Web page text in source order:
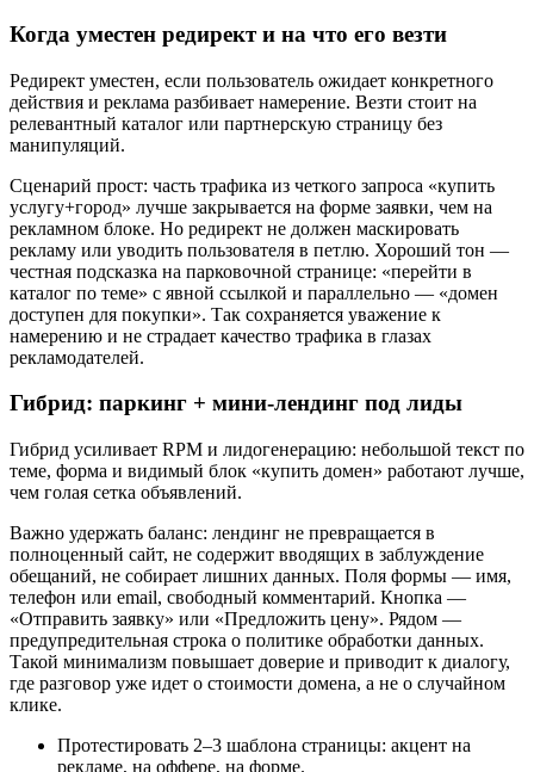
Когда уместен редирект и на что его везти
Редирект уместен, если пользователь ожидает конкретного
действия и реклама разбивает намерение. Везти стоит на
релевантный каталог или партнерскую страницу без
манипуляций.
Сценарий прост: часть трафика из четкого запроса «купить
услугу+город» лучше закрывается на форме заявки, чем на
рекламном блоке. Но редирект не должен маскировать
рекламу или уводить пользователя в петлю. Хороший тон —
честная подсказка на парковочной странице: «перейти в
каталог по теме» с явной ссылкой и параллельно — «домен
доступен для покупки». Так сохраняется уважение к
намерению и не страдает качество трафика в глазах
рекламодателей.
Гибрид: паркинг + мини‑лендинг под лиды
Гибрид усиливает RPM и лидогенерацию: небольшой текст по
теме, форма и видимый блок «купить домен» работают лучше,
чем голая сетка объявлений.
Важно удержать баланс: лендинг не превращается в
полноценный сайт, не содержит вводящих в заблуждение
обещаний, не собирает лишних данных. Поля формы — имя,
телефон или email, свободный комментарий. Кнопка —
«Отправить заявку» или «Предложить цену». Рядом —
предупредительная строка о политике обработки данных.
Такой минимализм повышает доверие и приводит к диалогу,
где разговор уже идет о стоимости домена, а не о случайном
клике.
Протестировать 2–3 шаблона страницы: акцент на
рекламе, на оффере, на форме.